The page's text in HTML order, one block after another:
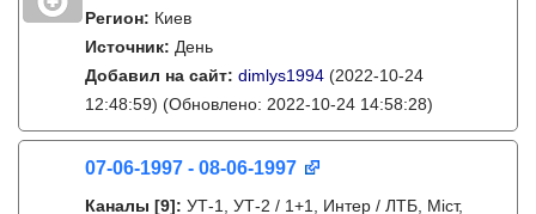
Регион: Киев
Источник: День
Добавил на сайт: dimlys1994 (2022-10-24
12:48:59) (Обновлено: 2022-10-24 14:58:28)
07-06-1997 - 08-06-1997
Каналы [9]: УТ-1, УТ-2 / 1+1, Интер / ЛТБ, Міст,